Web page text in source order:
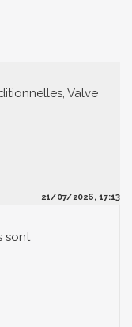
Valve
21/07/2026, 17:13
sont